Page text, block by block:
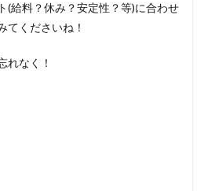
(給料？休み？安定性？等)に合わせ
てくださいね！
れなく！